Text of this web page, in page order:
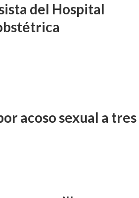
del Hospital
acoso sexual a tres